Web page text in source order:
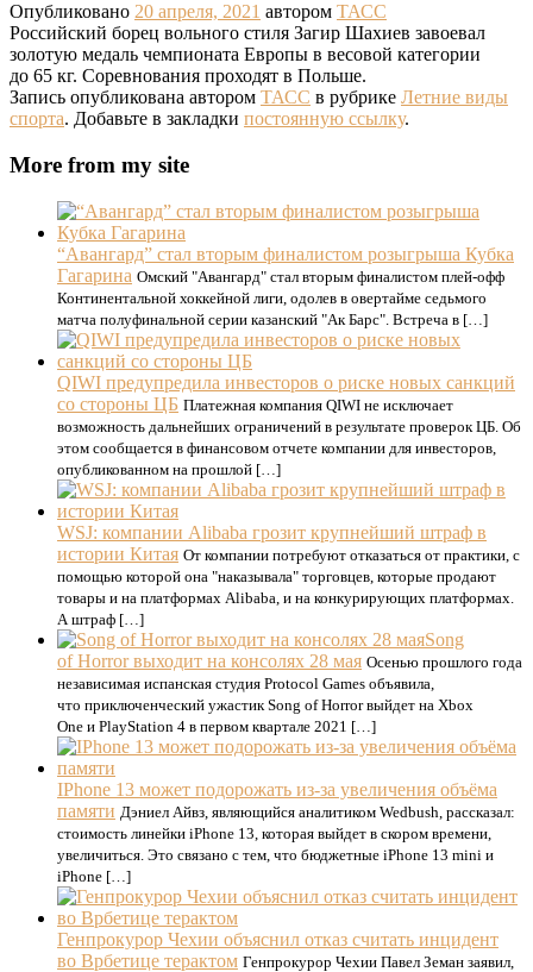
Опубликовано 20 апреля, 2021 автором ТАСС
Российский борец вольного стиля Загир Шахиев завоевал
золотую медаль чемпионата Европы в весовой категории
до 65 кг. Соревнования проходят в Польше.
Запись опубликована автором ТАСС в рубрике Летние виды
спорта. Добавьте в закладки постоянную ссылку.
More from my site
“Авангард” стал вторым финалистом розыгрыша Кубка
Гагарина Омский "Авангард" стал вторым финалистом плей-офф
Континентальной хоккейной лиги, одолев в овертайме седьмого
матча полуфинальной серии казанский "Ак Барс". Встреча в […]
QIWI предупредила инвесторов о риске новых санкций
со стороны ЦБ Платежная компания QIWI не исключает
возможность дальнейших ограничений в результате проверок ЦБ. Об
этом сообщается в финансовом отчете компании для инвесторов,
опубликованном на прошлой […]
WSJ: компании Alibaba грозит крупнейший штраф в
истории Китая От компании потребуют отказаться от практики, с
помощью которой она "наказывала" торговцев, которые продают
товары и на платформах Alibaba, и на конкурирующих платформах.
А штраф […]
Song
of Horror выходит на консолях 28 мая Осенью прошлого года
независимая испанская студия Protocol Games объявила,
что приключенческий ужастик Song of Horror выйдет на Xbox
One и PlayStation 4 в первом квартале 2021 […]
IPhone 13 может подорожать из-за увеличения объёма
памяти Дэниел Айвз, являющийся аналитиком Wedbush, рассказал:
стоимость линейки iPhone 13, которая выйдет в скором времени,
увеличиться. Это связано с тем, что бюджетные iPhone 13 mini и
iPhone […]
Генпрокурор Чехии объяснил отказ считать инцидент
во Врбетице терактом Генпрокурор Чехии Павел Земан заявил,